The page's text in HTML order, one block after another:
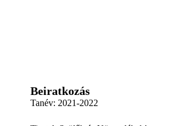
Beiratkozás
Tanév: 2021-2022